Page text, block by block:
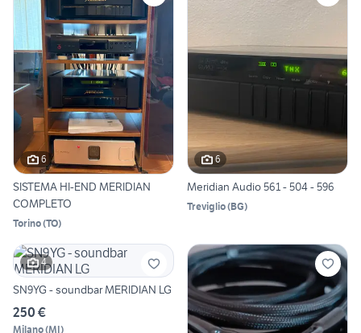
6
SISTEMA HI-END MERIDIAN
COMPLETO
Torino(TO)
6
Meridian Audio 561 - 504 - 596
Treviglio(BG)
4
SN9YG - soundbar MERIDIAN LG
250 €
Milano(MI)